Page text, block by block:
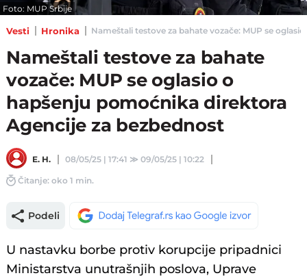
Foto: MUP Srbije
Vesti Hronika Nameštali testove za bahate vozače: MUP se
Nameštali testove za bahate
vozače: MUP se oglasio o
hapšenju pomoćnika direktora
Agencije za bezbednost
E. H. 08/05/25 | 17:41 ≫09/05/25 | 10:22
Čitanje: oko 1 min.
Podeli
U nastavku borbe protiv korupcije pripadnici
Ministarstva unutrašnjih poslova, Uprave